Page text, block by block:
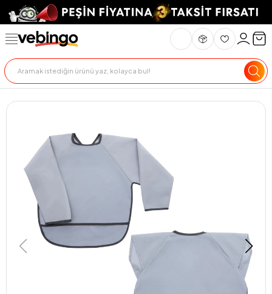
Genel Bakış Ürün Açıklaması Teslimat Ve İade Ödeme